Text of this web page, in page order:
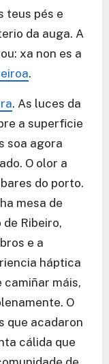
teus pés e
da auga. A
xa non es a
.
. As luces da
a superficie
soa agora
O olor a
do porto.
mesa de
Ribeiro,
e a
háptica
camiñar máis,
O
que acadaron
cálida que